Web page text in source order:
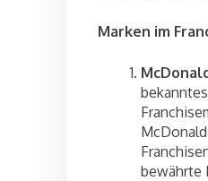
Marken im
bewährte